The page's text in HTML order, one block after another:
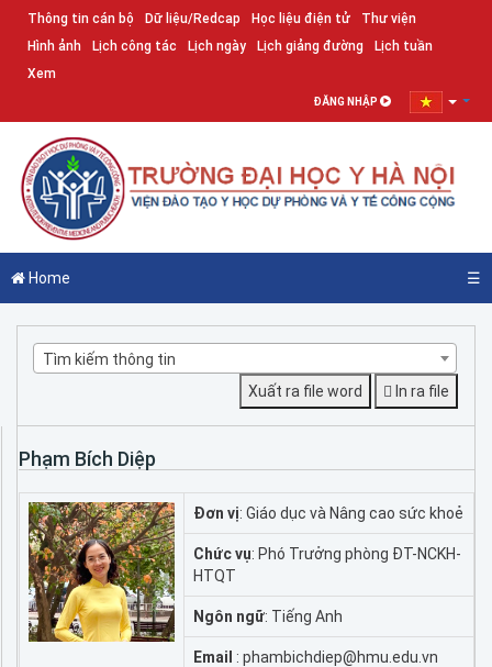
Thông tin cán bộ Dữ liệu/Redcap Học liệu điện tử
Thư viện
Hình ảnh
Lịch công tác Lịch ngày Lịch giảng đường
Lịch tuần
Xem
ĐĂNG NHẬP
Home ☰
Tìm kiếm thông tin
Xuất ra file word
In ra file
Phạm Bích Diệp
Đơn vị: Giáo dục và Nâng cao sức khoẻ
Chức vụ: Phó Trưởng phòng ĐT-NCKH-
HTQT
Ngôn ngữ: Tiếng Anh
Email : phambichdiep@hmu.edu.vn